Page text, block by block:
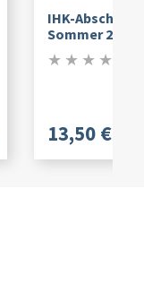
IHK-
Sommer 2026
★ ★ ★ ★
13,50 €